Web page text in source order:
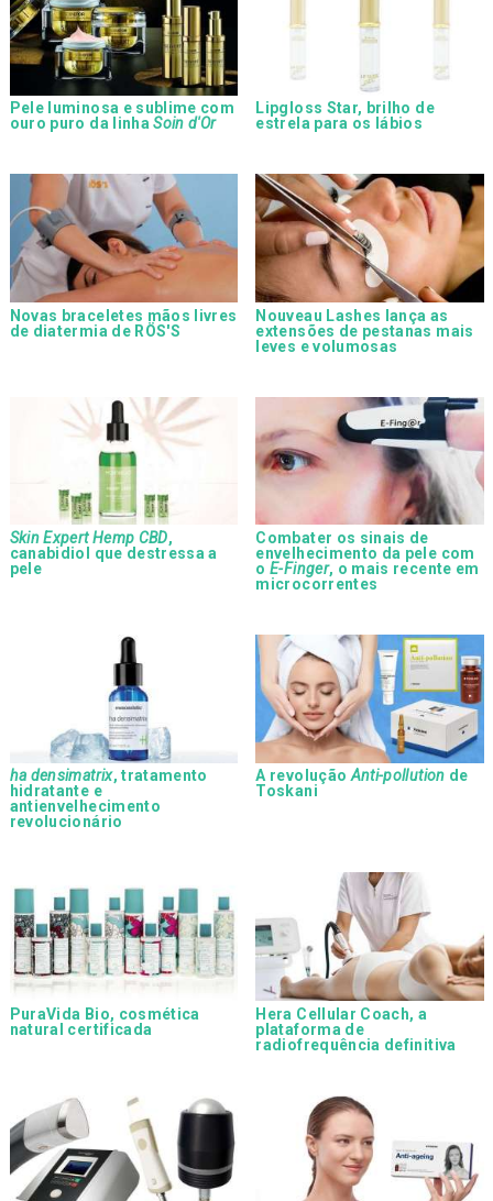
Pele luminosa e sublime com
ouro puro da linhaSoin d'Or
Lipgloss Star, brilho de
estrela para os lábios
Novas braceletes mãos livres
de diatermia de RÖS'S
Nouveau Lashes lança as
extensões de pestanas mais
leves e volumosas
Skin Expert Hemp CBD,
canabidiol que destressa a
pele
Combater os sinais de
envelhecimento da pele com
oE-Finger, o mais recente em
microcorrentes
ha densimatrix, tratamento
hidratante e
antienvelhecimento
revolucionário
A revoluçãoAnti-pollution de
Toskani
PuraVida Bio, cosmética
natural certificada
Hera Cellular Coach, a
plataforma de
radiofrequência definitiva